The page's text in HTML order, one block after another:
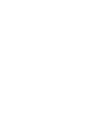
De hecho, ha
propietarios a
Vivienda». Sin
por eso se ha